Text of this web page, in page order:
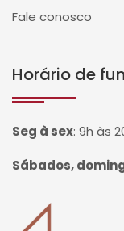
Fale conosco
Horário de
Seg à sex: 9h às
Sábados,
Página inicial